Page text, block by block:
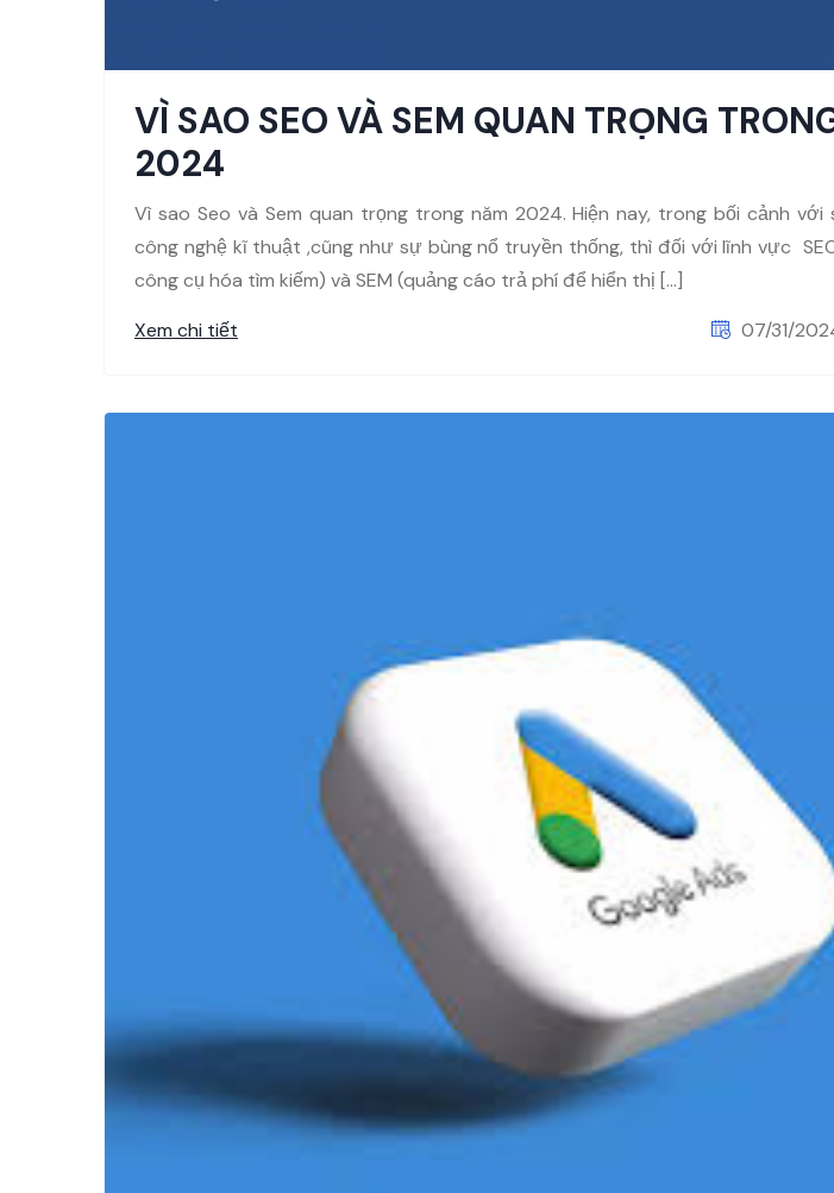
VÌ SAO SEO VÀ SEM QUAN TRỌNG
2024
Vì sao Seo và Sem quan trọng trong năm 2024. Hiện nay, trong bối cảnh
công nghệ kĩ thuật ,cũng như sự bùng nổ truyền thống, thì đối với lĩnh vực
công cụ hóa tìm kiếm) và SEM (quảng cáo trả phí để hiển thị […]
Xem chi tiết
07/31/